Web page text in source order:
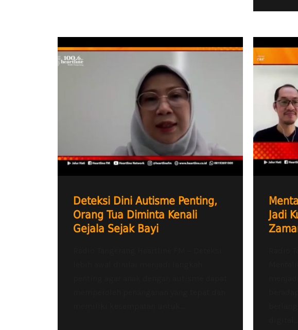
Deteksi Dini Autisme Penting,
Orang Tua Diminta Kenali
Gejala Sejak Bayi
Jadi